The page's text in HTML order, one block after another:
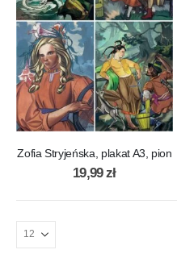
Zofia Stryjeńska, plakat A3, pion
19,99zł